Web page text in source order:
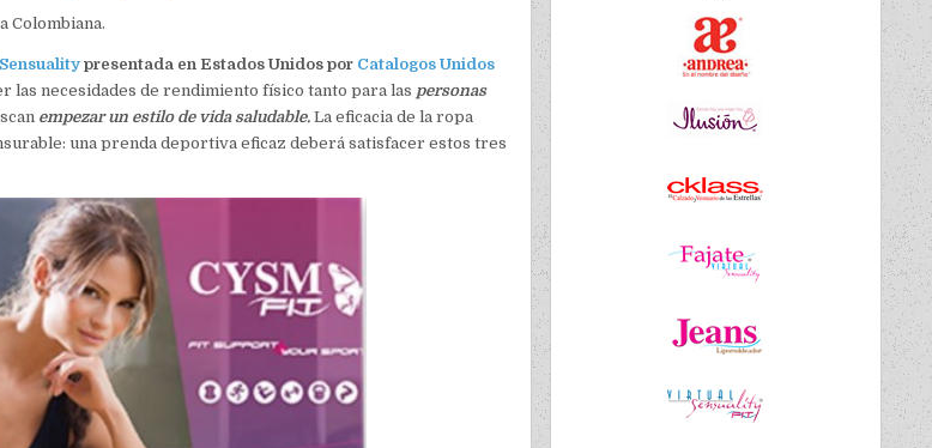
Colombiana.
presentada en Estados Unidos por Catalogos Unidos
las necesidades de rendimiento físico tanto para las personas
empezar un estilo de vida saludable. La eficacia de la ropa
una prenda deportiva eficaz deberá satisfacer estos tres